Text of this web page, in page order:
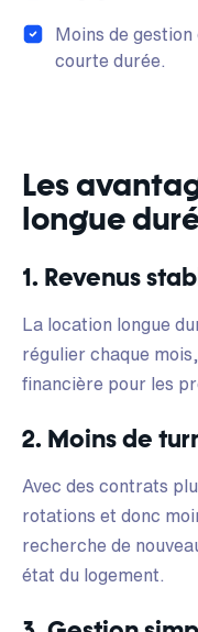
Moins de
courte durée.
Les
longue
1. Revenus
La location longue
régulier chaque
financière pour les
2. Moins de
Avec des contrats
rotations et donc
recherche de
état du logement.